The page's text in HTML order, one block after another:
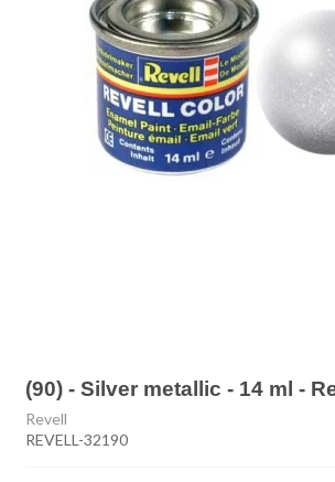
(90) - Silver metallic - 14 ml -
Revell
REVELL-32190